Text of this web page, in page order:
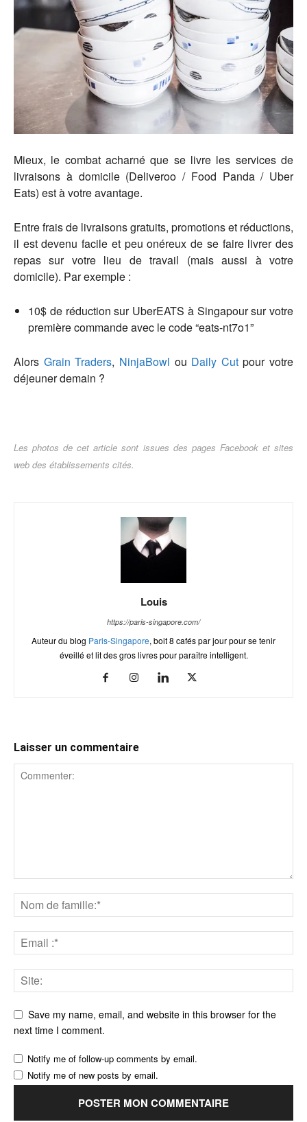
Mieux, le combat acharné que se livre les services de
livraisons à domicile (Deliveroo / Food Panda / Uber
Eats) est à votre avantage.
Entre frais de livraisons gratuits, promotions et réductions,
il est devenu facile et peu onéreux de se faire livrer des
repas sur votre lieu de travail (mais aussi à votre
domicile). Par exemple :
10$ de réduction sur UberEATS à Singapour sur votre
première commande avec le code “eats-nt7o1”
Alors Grain Traders, NinjaBowl ou Daily Cutpour votre
déjeuner demain ?
Les photos de cet article sont issues des pages Facebook et sites
web des établissements cités.
Louis
https://paris-singapore.com/
Auteur du blog Paris-Singapore, boit 8 cafés par jour pour se tenir
éveillé et lit des gros livres pour paraître intelligent.
Laisser un commentaire
Save my name, email, and website in this browser for the
next time I comment.
Notify me of follow-up comments by email.
Notify me of new posts by email.